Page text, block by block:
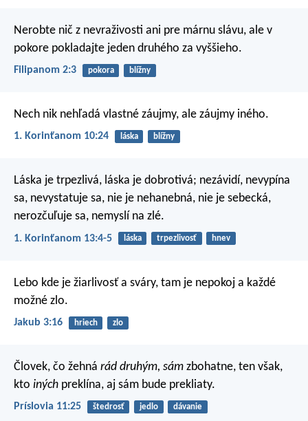
Nerobte nič z nevraživosti ani pre márnu slávu, ale v
pokore pokladajte jeden druhého za vyššieho.
Filipanom 2:3 pokora blížny
Nech nik nehľadá vlastné záujmy, ale záujmy iného.
1. Korinťanom 10:24 láska blížny
Láska je trpezlivá, láska je dobrotivá; nezávidí, nevypína
sa, nevystatuje sa, nie je nehanebná, nie je sebecká,
nerozčuľuje sa, nemyslí na zlé.
1. Korinťanom 13:4-5 láska trpezlivosť hnev
Lebo kde je žiarlivosť a sváry, tam je nepokoj a každé
možné zlo.
Jakub 3:16 hriech zlo
Človek, čo žehná rád druhým, sám zbohatne, ten však,
kto iných preklína, aj sám bude prekliaty.
Príslovia 11:25 štedrosť jedlo dávanie